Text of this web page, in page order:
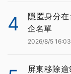
4
隱匿身分
企名單
2026/8/5 16:03
屏東移除